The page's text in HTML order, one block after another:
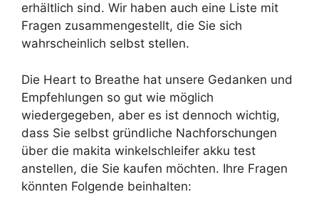
erhältlich sind. Wir haben auch eine Liste mit
Fragen zusammengestellt, die Sie sich
wahrscheinlich selbst stellen.
Die Heart to Breathe hat unsere Gedanken und
Empfehlungen so gut wie möglich
wiedergegeben, aber es ist dennoch wichtig,
dass Sie selbst gründliche Nachforschungen
über die makita winkelschleifer akku test
anstellen, die Sie kaufen möchten. Ihre Fragen
könnten Folgende beinhalten: